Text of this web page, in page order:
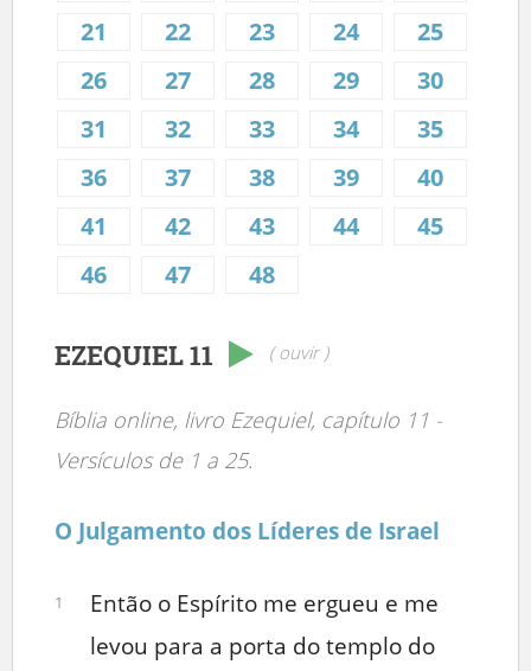
21
22 23 24
25
26
27 28 29
30
31
32 33 34
35
36
37 38 39
40
41
42 43 44
45
46
47 48
EZEQUIEL 11 ( ouvir )
Bíblia online, livro Ezequiel, capítulo 11 -
Versículos de 1 a 25.
O Julgamento dos Líderes de Israel
1
Então o Espírito me ergueu e me
levou para a porta do templo do